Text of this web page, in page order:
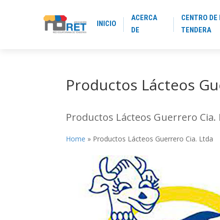
INICIO
ACERCA
DE
CENTRO
TENDERA
Productos Lácteos
Productos Lácteos Guerrero Cia.
Home » Productos Lácteos Guerrero Cia. Ltda